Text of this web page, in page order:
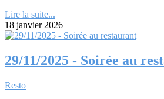
Lire la suite...
18 janvier 2026
29/11/2025 - Soirée au
Resto